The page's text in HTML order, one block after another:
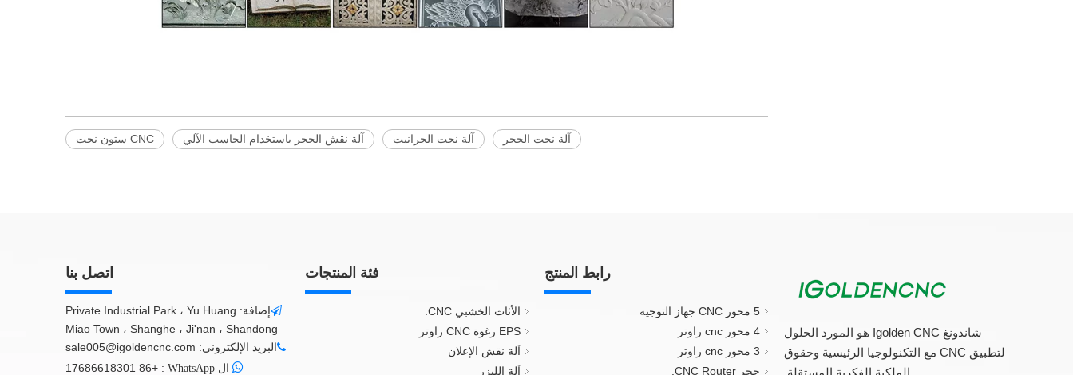
CNC ستون نحت آلة نقش الحجر باستخدام الحاسب الآلي آلة نحت الجرانيت آلة نحت الحجر
شاندونغ Igolden CNC هو المورد الحلول
لتطبيق CNC مع التكنولوجيا الرئيسية وحقوق
الملكية الفكرية المستقلة.
رابط المنتج
5 محور CNC جهاز التوجيه
4 محور cnc راوتر
3 محور cnc راوتر
حجر CNC Router.
فئة المنتجات
الأثاث الخشبي CNC.
EPS رغوة CNC راوتر
آلة نقش الإعلان
آلة الليزر
اتصل بنا

إضافة: Private Industrial Park ، Yu Huang
Miao Town ، Shanghe ، Ji'nan ، Shandong
البريد الإلكتروني: sale005@igoldencnc.com
 ال WhatsApp :
+86 17686618301